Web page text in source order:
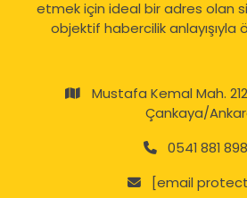
etmek için ideal bir adres olan
objektif habercilik anlayışıyla
Mustafa Kemal Mah.
Çankaya/
0541 881
[email